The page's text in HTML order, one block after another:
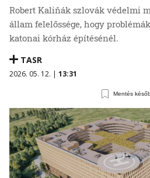
Robert Kaliňák szlovák védelmi
állam felelőssége, hogy
katonai kórház építésénél.
TASR
2026. 05. 12. | 13:31
Mentés